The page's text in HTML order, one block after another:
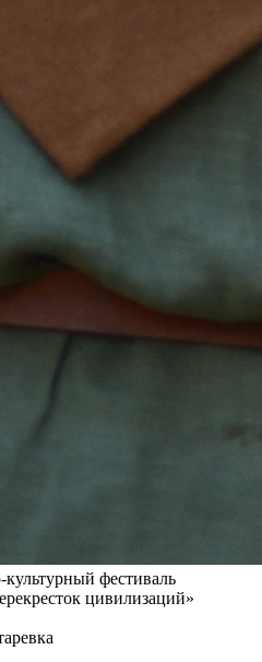
фестиваль
цивилизаций»